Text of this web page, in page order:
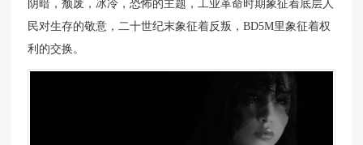
阴暗，颓废，冰冷，恐怖的主题，工业革命时期象征着底层人
民对生存的敬意，二十世纪末象征着反叛，BD5M里象征着权
利的交换。